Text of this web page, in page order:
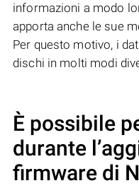
informazioni a modo
apporta anche le sue
Per questo motivo, i
dischi in molti modi
È possibile
durante
firmware di